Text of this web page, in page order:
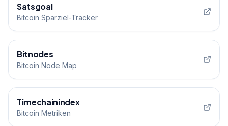
Satsgoal
Bitcoin Sparziel-Tracker
Bitnodes
Bitcoin Node Map
Timechainindex
Bitcoin Metriken